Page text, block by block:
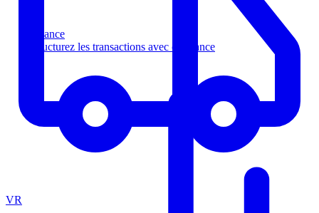
Finance
Structurez les transactions avec confiance
VR